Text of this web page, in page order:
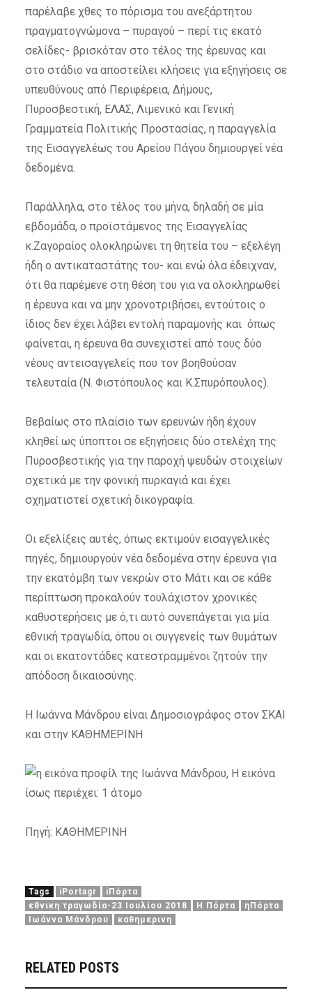
παρέλαβε χθες το πόρισμα του ανεξάρτητου
πραγματογνώμονα – πυραγού – περί τις εκατό
σελίδες- βρισκόταν στο τέλος της έρευνας και
στο στάδιο να αποστείλει κλήσεις για εξηγήσεις σε
υπευθύνους από Περιφέρεια, Δήμους,
Πυροσβεστική, ΕΛΑΣ, Λιμενικό και Γενική
Γραμματεία Πολιτικής Προστασίας, η παραγγελία
της Εισαγγελέως του Αρείου Πάγου δημιουργεί νέα
δεδομένα.
Παράλληλα, στο τέλος του μήνα, δηλαδή σε μία
εβδομάδα, ο προϊστάμενος της Εισαγγελίας
κ.Ζαγοραίος ολοκληρώνει τη θητεία του – εξελέγη
ήδη ο αντικαταστάτης του- και ενώ όλα έδειχναν,
ότι θα παρέμενε στη θέση του για να ολοκληρωθεί
η έρευνα και να μην χρονοτριβήσει, εντούτοις ο
ίδιος δεν έχει λάβει εντολή παραμονής και όπως
φαίνεται, η έρευνα θα συνεχιστεί από τους δύο
νέους αντεισαγγελείς που τον βοηθούσαν
τελευταία (Ν. Φιστόπουλος και Κ.Σπυρόπουλος).
Βεβαίως στο πλαίσιο των ερευνών ήδη έχουν
κληθεί ως ύποπτοι σε εξηγήσεις δύο στελέχη της
Πυροσβεστικής για την παροχή ψευδών στοιχείων
σχετικά με την φονική πυρκαγιά και έχει
σχηματιστεί σχετική δικογραφία.
Οι εξελίξεις αυτές, όπως εκτιμούν εισαγγελικές
πηγές, δημιουργούν νέα δεδομένα στην έρευνα για
την εκατόμβη των νεκρών στο Μάτι και σε κάθε
περίπτωση προκαλούν τουλάχιστον χρονικές
καθυστερήσεις με ό,τι αυτό συνεπάγεται για μία
εθνική τραγωδία, όπου οι συγγενείς των θυμάτων
και οι εκατοντάδες κατεστραμμένοι ζητούν την
απόδοση δικαιοσύνης.
H Ιωάννα Μάνδρου είναι Δημοσιογράφος στον ΣΚΑΙ
και στην ΚΑΘΗΜΕΡΙΝΗ
Πηγή: ΚΑΘΗΜΕΡΙΝΗ
Tags iPortagr
iΠόρτα
εθνικη τραγωδία-23 Ιουλίου 2018
Η Πόρτα
ηΠόρτα
Ιωάννα Μάνδρου
καθημερινη
RELATED POSTS